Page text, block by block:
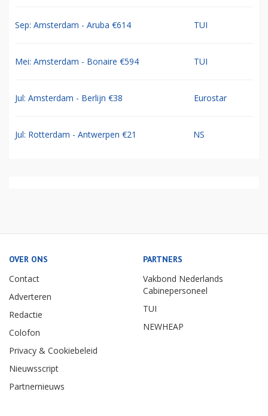
Sep: Amsterdam - Aruba €614 TUI
Mei: Amsterdam - Bonaire €594 TUI
Jul: Amsterdam - Berlijn €38 Eurostar
Jul: Rotterdam - Antwerpen €21 NS
OVER ONS
Contact
Adverteren
Redactie
Colofon
Privacy & Cookiebeleid
Nieuwsscript
Partnernieuws
PARTNERS
Vakbond Nederlands
Cabinepersoneel
TUI
NEWHEAP